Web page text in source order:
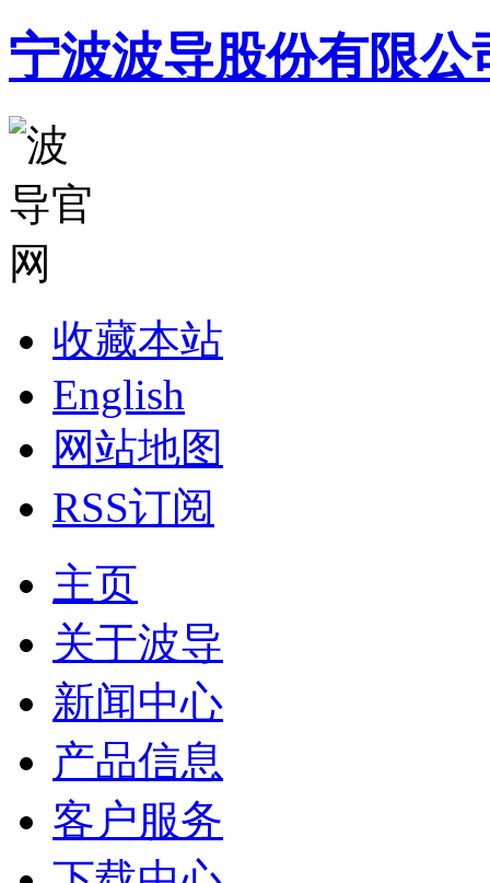
宁波波导股份有限公
收藏本站
English
网站地图
RSS订阅
主页
关于波导
新闻中心
产品信息
客户服务